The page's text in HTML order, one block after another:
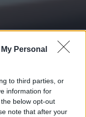
Personal
to third parties, or
information for
below opt-out
note that after your